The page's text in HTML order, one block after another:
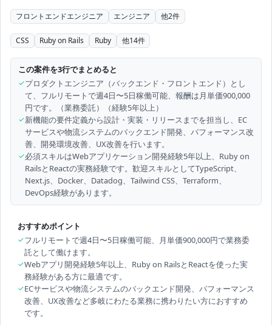
フロントエンドエンジニア エンジニア 他2件
CSS Ruby on Rails Ruby 他14件
この案件を3行でまとめると
✓プロダクトエンジニア（バックエンド・フロントエンド）とし
て、フルリモートで週4日〜5日稼働可能、報酬は月単価900,000
円です。（業務委託）（経験5年以上）
✓新機能の要件定義から設計・実装・リリースまでを担当し、EC
サービスや物流システムのバックエンド開発、パフォーマンス改
善、開発環境改善、UX改善を行います。
✓必須スキルはWebアプリケーション開発経験5年以上、Ruby on
RailsとReactの実務経験です。歓迎スキルとしてTypeScript、
Next.js、Docker、Datadog、Tailwind CSS、Terraform、
DevOps経験があります。
おすすめポイント
✓フルリモートで週4日〜5日稼働可能、月単価900,000円で業務委
託として働けます。
✓Webアプリ開発経験5年以上、Ruby on RailsとReactを使った実
務経験がある方に最適です。
✓ECサービスや物流システムのバックエンド開発、パフォーマンス
改善、UX改善など多岐にわたる業務に携わりたい方におすすめ
です。